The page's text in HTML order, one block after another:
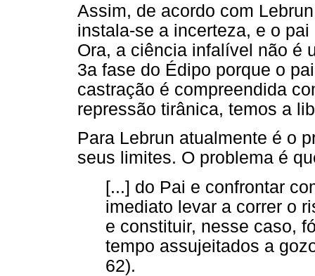
Assim, de acordo com
instala-se a incerteza, e o
Ora, a ciência infalível não é
3a fase do Édipo porque o
castração é compreendida
repressão tirânica, temos a
Para Lebrun atualmente é o
seus limites. O problema é
[...] do Pai e confrontar
imediato levar a correr o
e constituir, nesse caso,
tempo assujeitados a
62).